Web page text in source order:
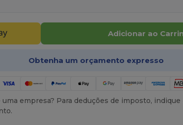
Adicionar ao
Obtenha um orçamento expresso
empresa? Para deduções de imposto,